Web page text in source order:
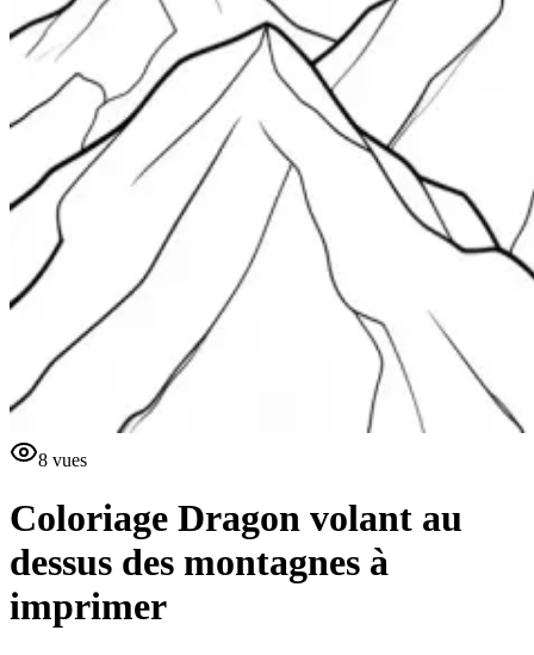
8 vues
Coloriage Dragon volant au
dessus des montagnes à
imprimer